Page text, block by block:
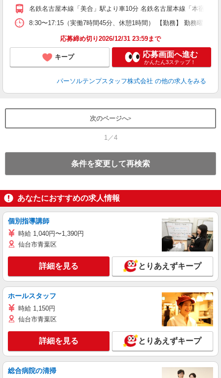
名鉄名古屋本線「美合」駅より車10分 名鉄名古屋本線「本宿（愛
8:30〜17:15（実働7時間45分、休憩1時間） 【勤務】 勤務曜日
応募締め切り2026/12/31 23:59まで
キープ 応募画面へ進む
かんたん3ステップ！
パーソルテンプスタッフ株式会社 の他の求人をみる
次のページへ
1／4
条件を変更して再検索
あなたにおすすめの求人情報
個別指導講師
時給 1,040円〜1,390円
仙台市青葉区
詳細を見る とりあえずキープ
ホールスタッフ
時給 1,150円
仙台市青葉区
詳細を見る とりあえずキープ
総合病院の清掃